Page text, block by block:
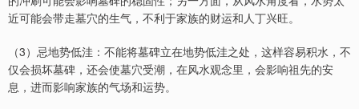
近可能会带走墓穴的生气，不利于家族的财运和人丁兴旺。
（3）忌地势低洼：不能将墓碑立在地势低洼之处，这样容易积水，不
仅会损坏墓碑，还会使墓穴受潮，在风水观念里，会影响祖先的安
息，进而影响家族的气场和运势。